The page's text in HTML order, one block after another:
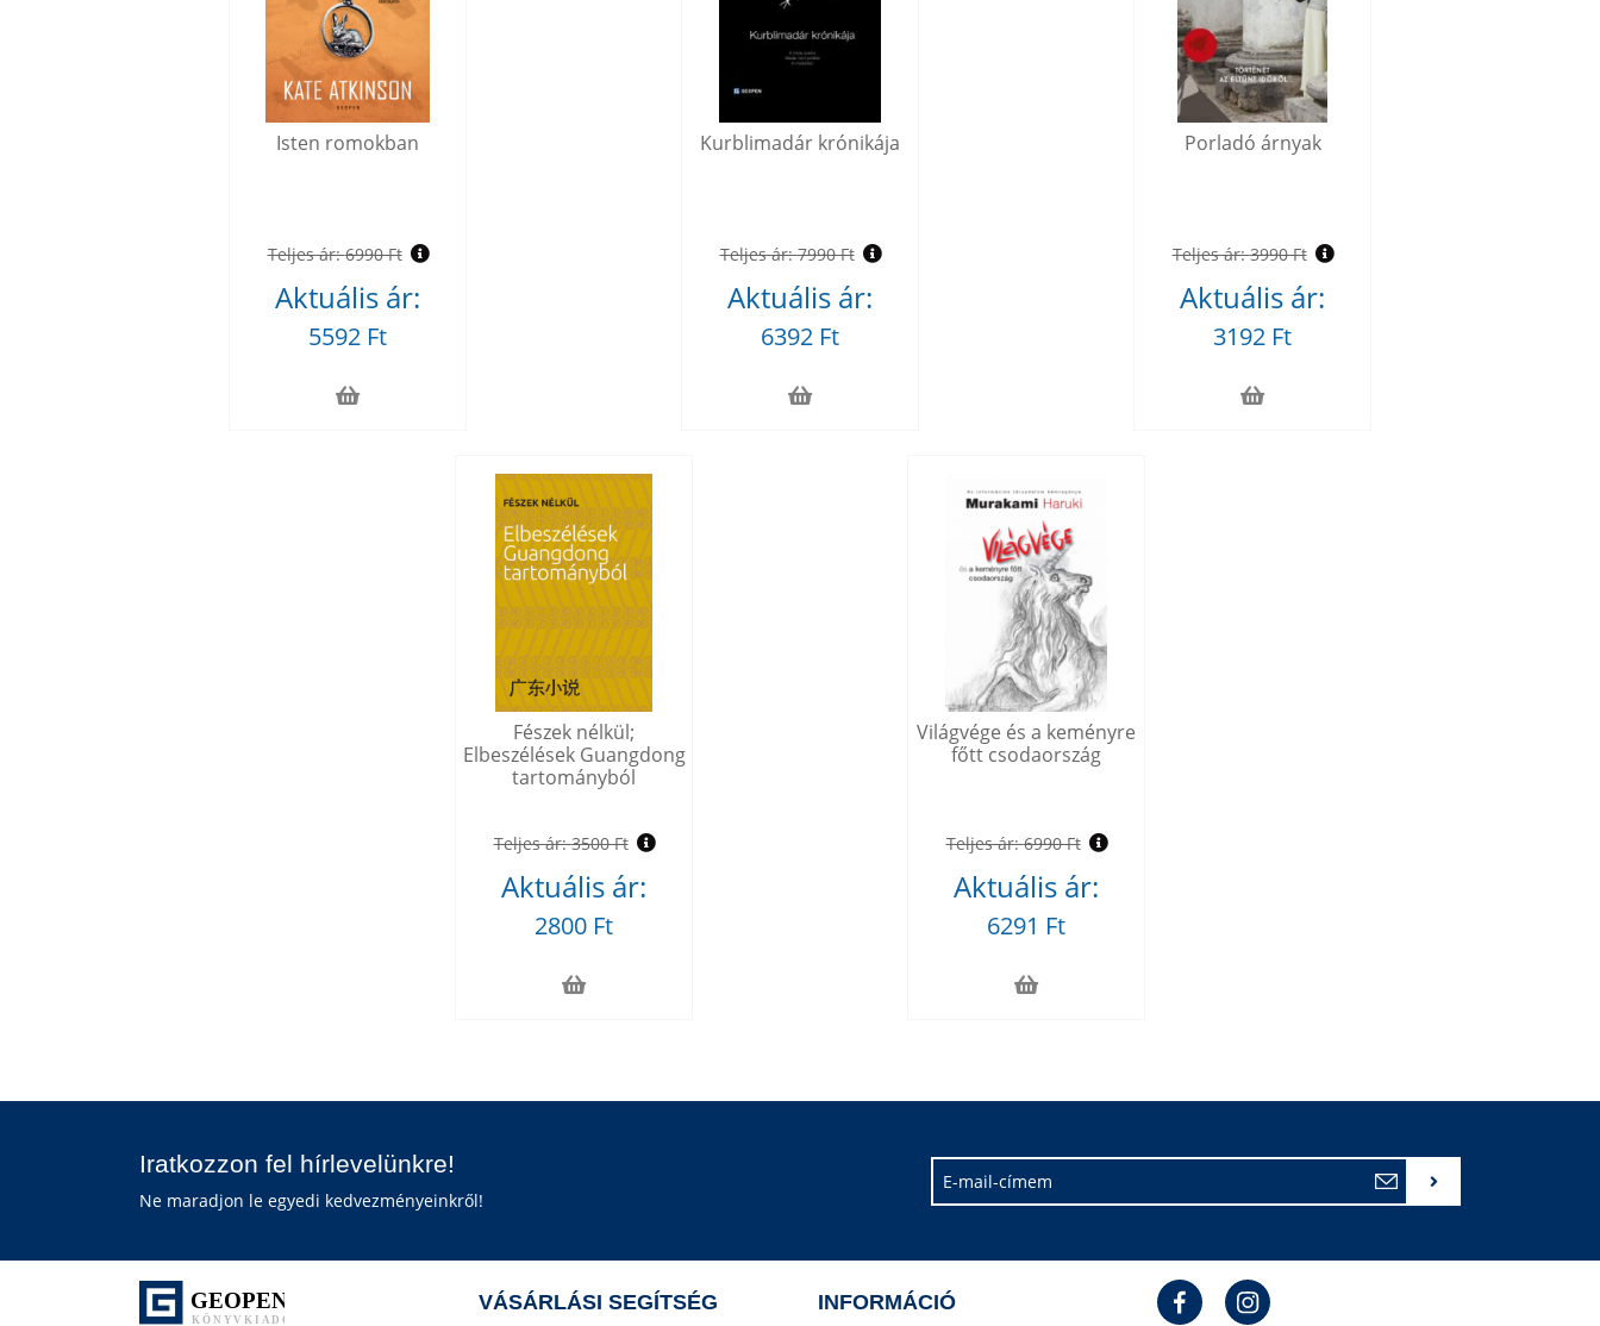
Isten romokban
Teljes ár:6990 Ft
Aktuális ár:
5592 Ft
Kurblimadár krónikája
Teljes ár:7990 Ft
Aktuális ár:
6392 Ft
Porladó árnyak
Teljes ár:3990 Ft
Aktuális ár:
3192 Ft
Fészek nélkül;
Elbeszélések Guangdong
tartományból
Teljes ár:3500 Ft
Aktuális ár:
2800 Ft
Világvége és a keményre
főtt csodaország
Teljes ár:6990 Ft
Aktuális ár:
6291 Ft
Iratkozzon fel hírlevelünkre!
Ne maradjon le egyedi kedvezményeinkről!
VÁSÁRLÁSI SEGÍTSÉG INFORMÁCIÓ